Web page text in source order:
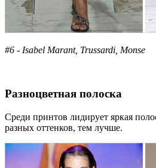
#6 - Isabel Marant, Trussardi, Monse
Разноцветная полоска
Среди принтов лидирует яркая
разных оттенков, тем лучше.